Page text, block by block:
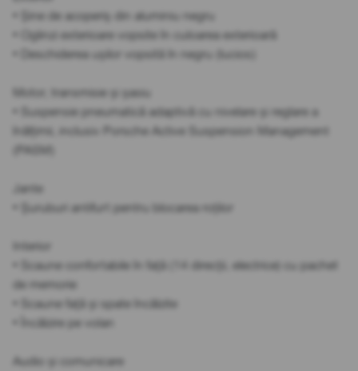
• Șine de acoperiș din aluminiu negru
• Oglinzi exterioare vopsite în culoarea exterioară
• Deschiderea ușilor vopsită în negru (lucios)
Motor, transmisie și șasiu
• Suspensie pneumatică adaptivă cu nivelare și reglare a
înălțimii, inclusiv Porsche Active Suspension Management
(PASM)
Jante
• Șuruburi antifurt pentru blocarea roților
Interior
• Scaune confortabile în față (14 direcții, electrice) cu pachet
de memorie
• Scaune față și spate încălzite
• Încălzire pe volan
Audio și comunicare